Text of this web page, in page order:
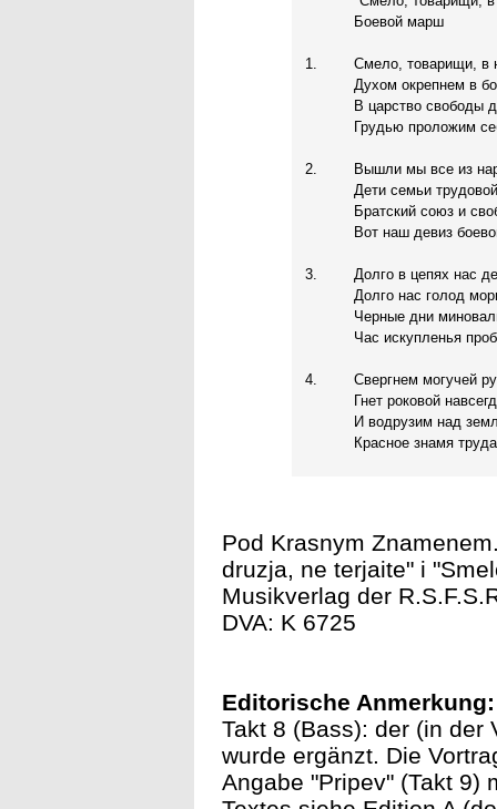
Боевой марш
1.
Смело, товарищи, в
Духом окрепнем в
В царство свободы
Грудью проложим
2.
Вышли мы все из
Дети семьи
Братский союз и
Вот наш девиз
3.
Долго в цепях нас
Долго нас голод
Черные дни
Час искупленья
4.
Свергнем могучей
Гнет роковой
И водрузим над
Красное знамя
Pod Krasnym
druzja, ne terjaite" i
Musikverlag der
DVA: K 6725
Editorische Anmerkung:
Takt 8 (Bass): der (in der
wurde ergänzt. Die
Angabe "Pripev" (Takt 9)